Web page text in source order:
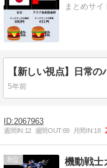
まとめサイ
5年前
2067963
週間IN:12 週間OUT:69 月間IN:18
8 機動戦士